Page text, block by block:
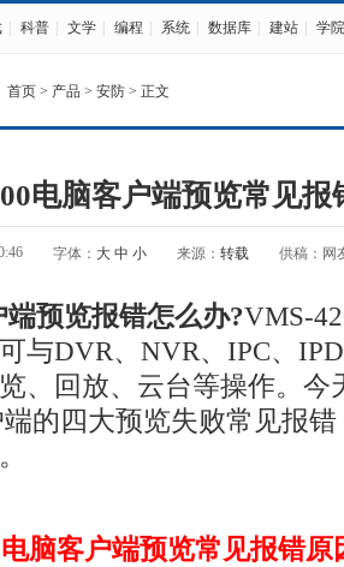
科普 文学 编程 系统 数据库 建站 学院
首页 > 产品 > 安防 > 正文
电脑客户端预览常见报
字体： 大 中 小 来源： 转载 供稿：网
预览报错怎么办?VMS-
与DVR、NVR、IPC、
、回放、云台等操作。今
的四大预览失败常见报
脑客户端预览常见报错原